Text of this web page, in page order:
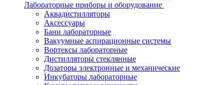
Лабораторные приборы и оборудование
Аквадистилляторы
Аксессуары
Бани лабораторные
Вакуумные аспирационные системы
Вортексы лабораторные
Дистилляторы стеклянные
Дозаторы электронные и механические
Инкубаторы лабораторные